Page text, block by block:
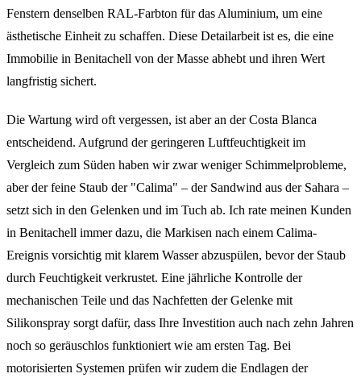
Fenstern denselben RAL-Farbton für das Aluminium, um eine
ästhetische Einheit zu schaffen. Diese Detailarbeit ist es, die eine
Immobilie in Benitachell von der Masse abhebt und ihren Wert
langfristig sichert.
Die Wartung wird oft vergessen, ist aber an der Costa Blanca
entscheidend. Aufgrund der geringeren Luftfeuchtigkeit im
Vergleich zum Süden haben wir zwar weniger Schimmelprobleme,
aber der feine Staub der "Calima" – der Sandwind aus der Sahara –
setzt sich in den Gelenken und im Tuch ab. Ich rate meinen Kunden
in Benitachell immer dazu, die Markisen nach einem Calima-
Ereignis vorsichtig mit klarem Wasser abzuspülen, bevor der Staub
durch Feuchtigkeit verkrustet. Eine jährliche Kontrolle der
mechanischen Teile und das Nachfetten der Gelenke mit
Silikonspray sorgt dafür, dass Ihre Investition auch nach zehn Jahren
noch so geräuschlos funktioniert wie am ersten Tag. Bei
motorisierten Systemen prüfen wir zudem die Endlagen der